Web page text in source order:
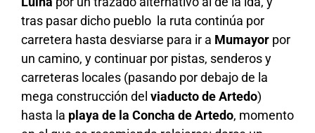
tras pasar dicho pueblo la ruta continúa por
carretera hasta desviarse para ir a Mumayor por
un camino, y continuar por pistas, senderos y
carreteras locales (pasando por debajo de la
mega construcción del viaducto de Artedo)
hasta la playa de la Concha de Artedo, momento